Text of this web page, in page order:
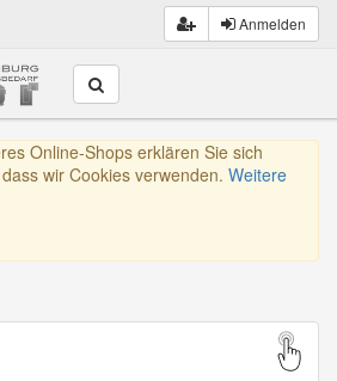
Anmelden
Online-Shops erklären Sie sich
wir Cookies verwenden. Weitere